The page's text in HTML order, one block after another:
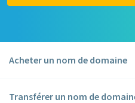
Acheter un nom de domaine
Transférer un nom de